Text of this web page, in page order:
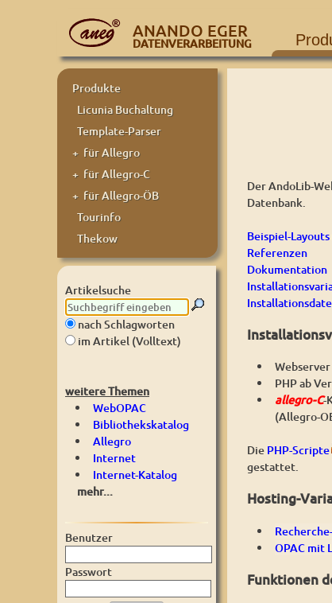
ANANDO EGER
DATENVERARBEITUNG
Produkte
Licunia Buchaltung
Template-Parser
+ für Allegro
+ für Allegro-C
+ für Allegro-ÖB
Tourinfo
Thekow
Artikelsuche
nach Schlagworten
im Artikel (Volltext)
weitere Themen
WebOPAC
Bibliothekskatalog
Allegro
Internet
Internet-Katalog
mehr...
Benutzer
Passwort
Der AndoLib-
Datenbank.
Beispiel-
Referenzen
Dokumentation
PHP ab
allegro-C-
(Allegro-
Die PHP-Scripte
gestattet.
Hosting-
OPAC mit
Funktionen